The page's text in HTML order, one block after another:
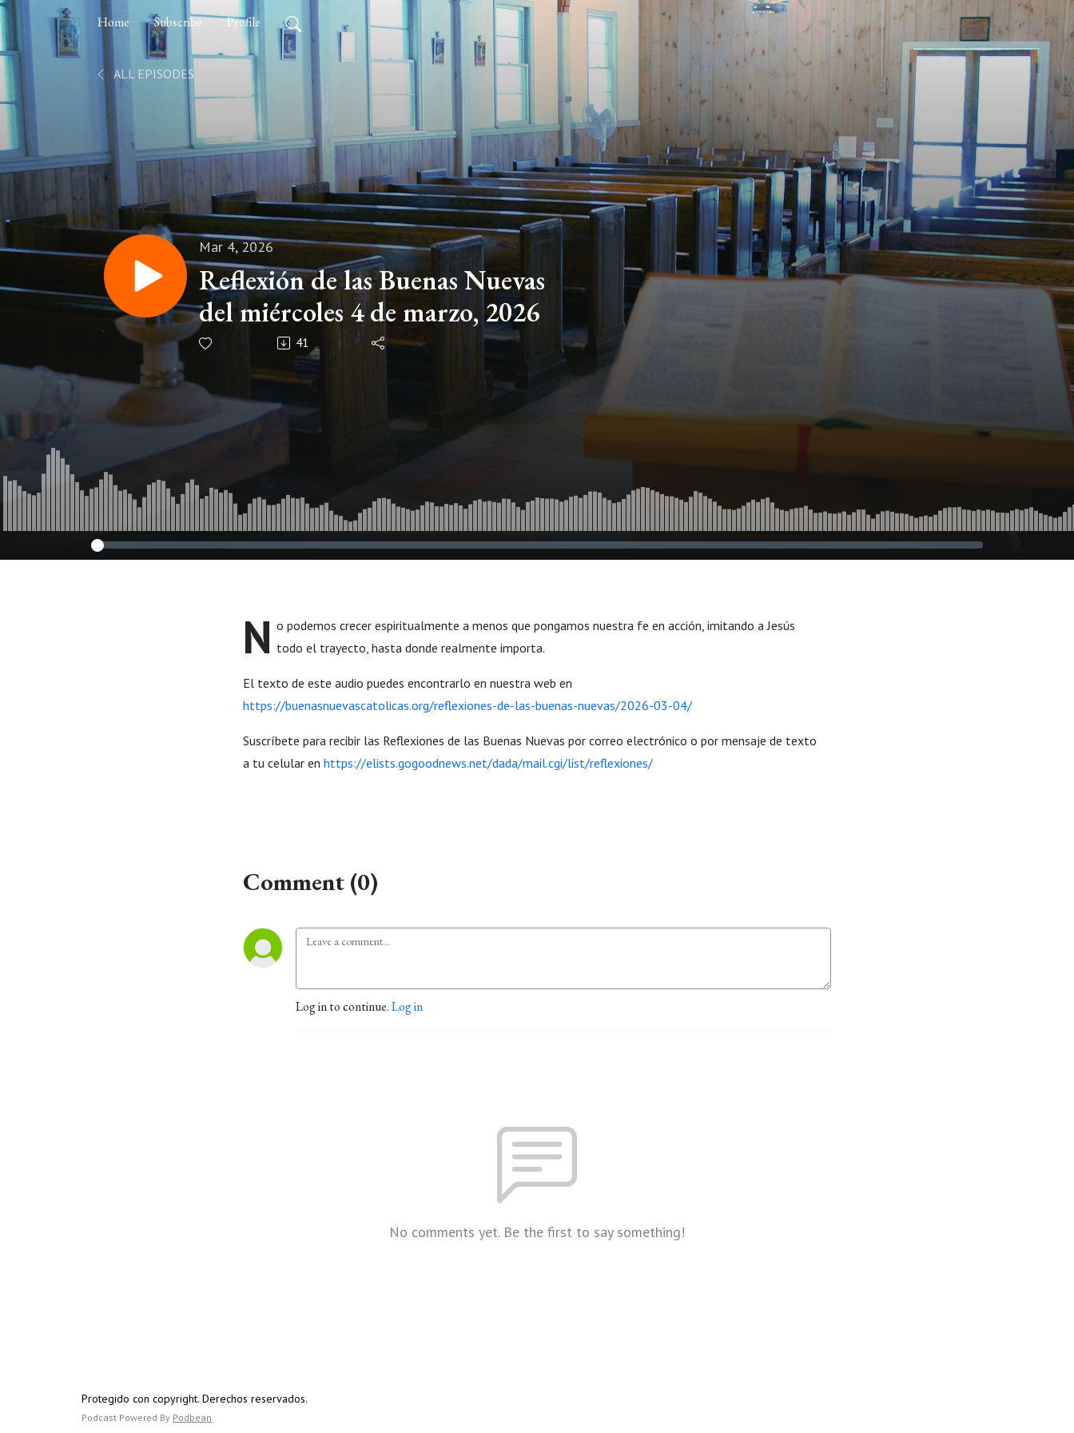
Home Subscribe Profile
ALL EPISODES
Mar 4, 2026
Reflexión de las Buenas Nuevas
del miércoles 4 de marzo, 2026
41
N o podemos crecer espiritualmente a menos que pongamos nuestra fe en acción, imitando a Jesús
todo el trayecto, hasta donde realmente importa.
El texto de este audio puedes encontrarlo en nuestra web en
https://buenasnuevascatolicas.org/reflexiones-de-las-buenas-nuevas/2026-03-04/
Suscríbete para recibir las Reflexiones de las Buenas Nuevas por correo electrónico o por mensaje de texto
a tu celular en https://elists.gogoodnews.net/dada/mail.cgi/list/reflexiones/
Comment (0)
Log in to continue.Log in
No comments yet. Be the first to say something!
Protegido con copyright. Derechos reservados.
Podcast Powered By Podbean